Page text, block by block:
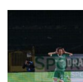
Palermo,
gallery
dell'1-